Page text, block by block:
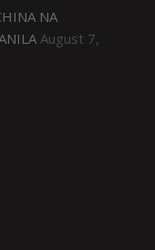
NA
August 7,